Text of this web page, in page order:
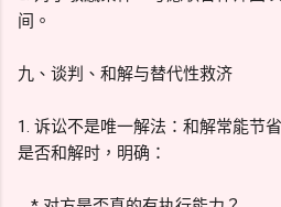
间。
九、谈判、和解与替代性救济
1. 诉讼不是唯一解法：和解常能节
是否和解时，明确：